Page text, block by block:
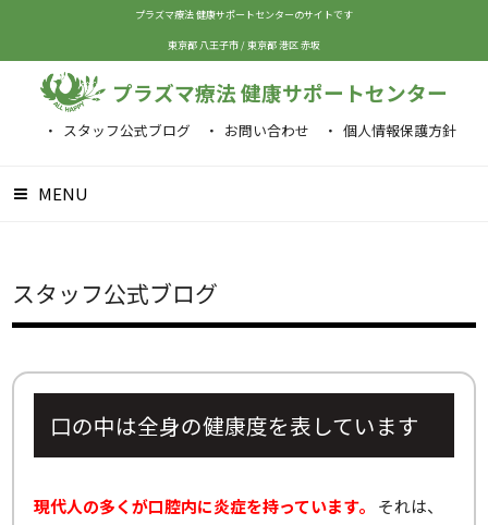
プラズマ療法 健康サポートセンターのサイトです
東京都 八王子市/東京都 港区 赤坂
プラズマ療法 健康サポートセンター
スタッフ公式ブログ お問い合わせ 個人情報保護方針
MENU
スタッフ公式ブログ
口の中は全身の健康度を表しています
現代人の多くが口腔内に炎症を持っています。
それは、